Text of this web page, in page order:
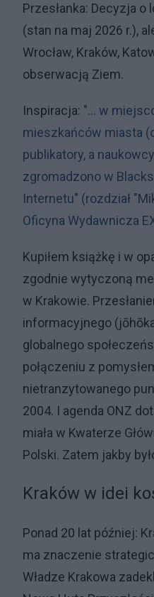
Przesłanka: Decyzja
(stan na maj 2026 r.),
Wrocław, Kraków,
obserwacją Ziem.
Inspiracja: "... w
mieszkańców miasta
publikatory, a
zgromadzono w
Internetu" (rozdział
Oficyna Wydawnicza
Kupiłem książkę i w
zgodnie wytyczoną
w Krakowie.
informacyjnego
globalnego
połączeniu z
nietranzytowanego
2004. I agenda ONZ
miała w Kwaterze
Polski. Zatem jakby
Kraków w idei
Ponad 20 lat później:
ma znaczenie
Władze Krakowa